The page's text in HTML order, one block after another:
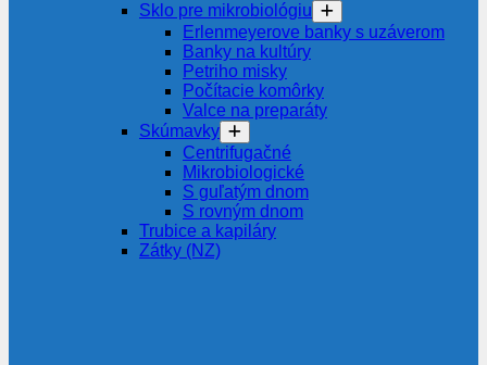
Sklo pre mikrobiológiu
Erlenmeyerove banky s uzáverom
Banky na kultúry
Petriho misky
Počítacie komôrky
Valce na preparáty
Skúmavky
Centrifugačné
Mikrobiologické
S guľatým dnom
S rovným dnom
Trubice a kapiláry
Zátky (NZ)